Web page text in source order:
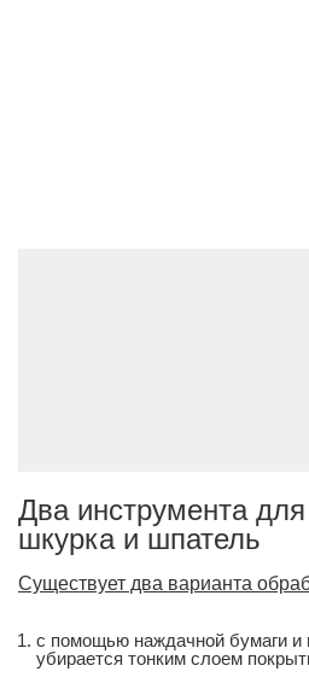
Два инструмента
шкурка и шпатель
Существует два варианта
с помощью наждачной бумаги
убирается тонким слоем